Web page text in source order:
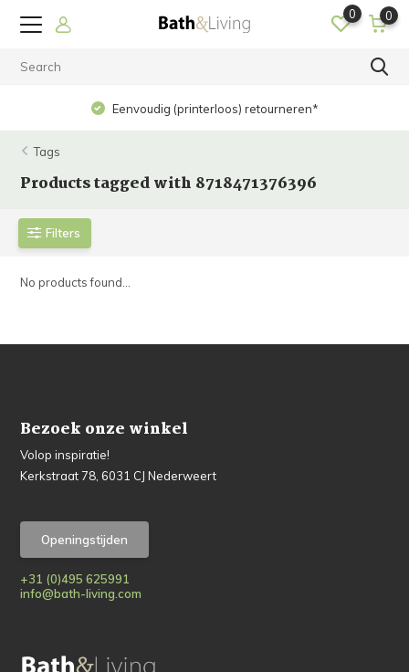
0 0
Eenvoudig (printerloos) retourneren*
Tags
Products tagged with 8718471376396
Filters
No products found...
Bezoek onze winkel
Volop inspiratie!
Kerkstraat 78, 6031 CJ Nederweert
Openingstijden
+31 (0)495 625991
info@bath-living.com